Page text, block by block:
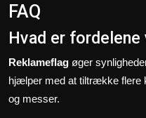
FAQ
Hvad er fordelene
Reklameflag øger
hjælper med at tiltrække flere
og messer.